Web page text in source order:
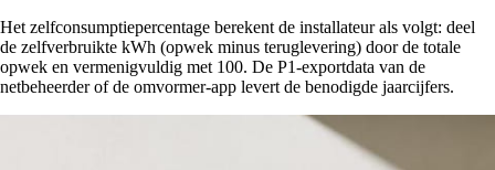
Het zelfconsumptiepercentage berekent de installateur als volgt: deel
de zelfverbruikte kWh (opwek minus teruglevering) door de totale
opwek en vermenigvuldig met 100. De P1-exportdata van de
netbeheerder of de omvormer-app levert de benodigde jaarcijfers.